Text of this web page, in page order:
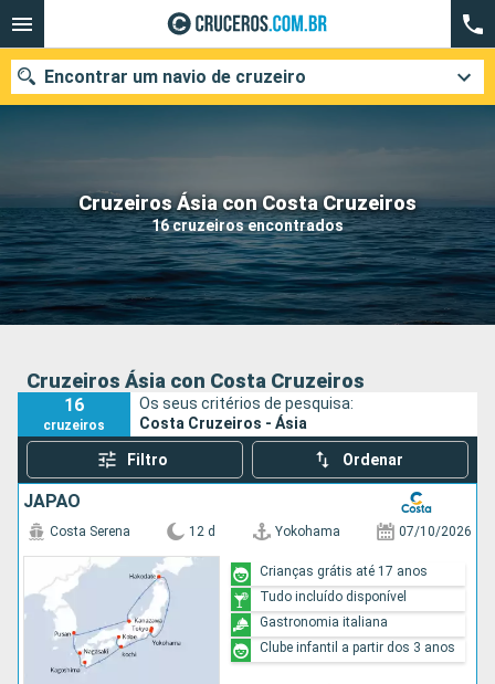
Cruzeiros Ásia con Costa Cruzeiros
16 cruzeiros encontrados
Encontrar um navio de cruzeiro
Quando ir?
Data de partida
Cidades Companhias
Cruzeiros Ásia con Costa Cruzeiros
16
cruzeiros
Os seus critérios de pesquisa:
Costa Cruzeiros - Ásia
Filtro Ordenar
JAPÃO
Costa Serena 12 d Yokohama 07/10/2026
Crianças grátis até 17 anos
Tudo incluído disponível
Gastronomia italiana
Clube infantil a partir dos 3 anos